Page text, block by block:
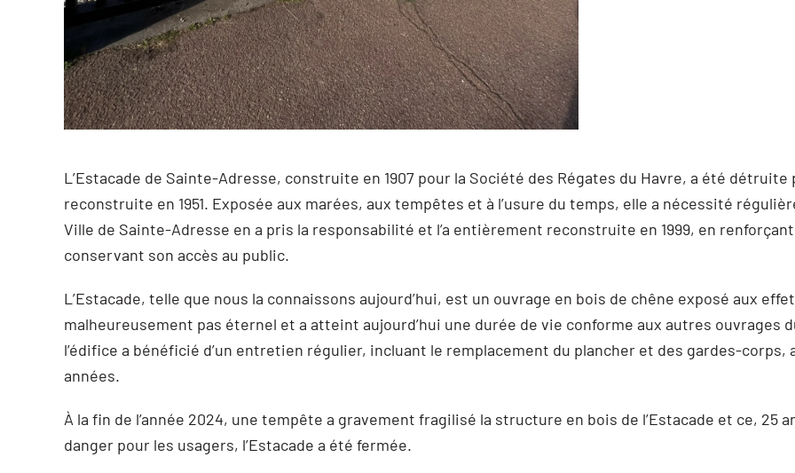
L’Estacade de Sainte-Adresse, construite en 1907 pour la Société des Régates du Havre, a été
reconstruite en 1951. Exposée aux marées, aux tempêtes et à l’usure du temps, elle a nécessité
Ville de Sainte-Adresse en a pris la responsabilité et l’a entièrement reconstruite en 1999, en
conservant son accès au public.
L’Estacade, telle que nous la connaissons aujourd’hui, est un ouvrage en bois de chêne exposé aux
malheureusement pas éternel et a atteint aujourd’hui une durée de vie conforme aux autres ouvrages
l’édifice a bénéficié d’un entretien régulier, incluant le remplacement du plancher et des gardes-corps,
années.
À la fin de l’année 2024, une tempête a gravement fragilisé la structure en bois de l’Estacade et ce,
danger pour les usagers, l’Estacade a été fermée.